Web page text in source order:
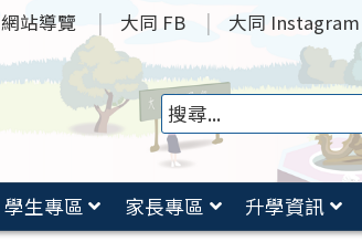
網站導覽 大同 FB 大同 Instagram
學生專區 家長專區 升學資訊